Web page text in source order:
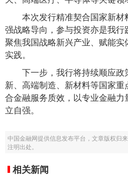
本次发行精准契合国家新
强战略导向，参与投资亦是我行
聚焦我国战略新兴产业、赋能
实践。
下一步，我行将持续顺应
新、高端制造、新材料等国家
合金融服务质效，以专业金融
立自强。
中国金融网提供信息发布平台，文章版权归
注明出处。
相关新闻